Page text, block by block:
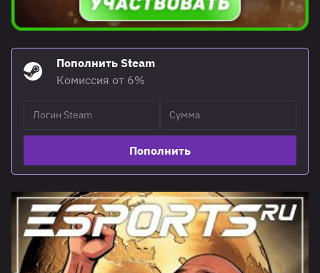
Пополнить Steam
Комиссия от 6%
Пополнить